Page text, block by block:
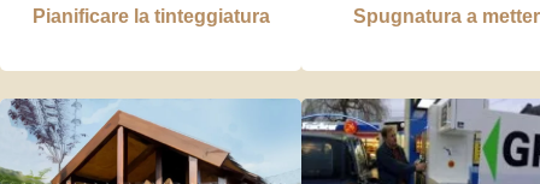
Pianificare la tinteggiatura Spugnatura a